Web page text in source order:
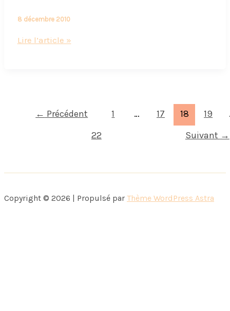
8 décembre 2010
Petits
Lire l’article »
← Précédent 1 … 17 18 19
22
Suivant →
Copyright © 2026 | Propulsé par Thème WordPress Astra